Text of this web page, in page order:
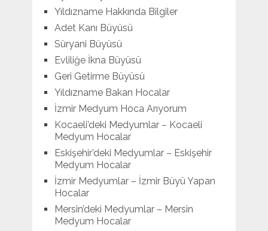
Yıldızname Hakkında Bilgiler
Adet Kanı Büyüsü
Süryani Büyüsü
Evliliğe İkna Büyüsü
Geri Getirme Büyüsü
Yıldızname Bakan Hocalar
İzmir Medyum Hoca Arıyorum
Kocaeli’deki Medyumlar – Kocaeli
Medyum Hocalar
Eskişehir’deki Medyumlar – Eskişehir
Medyum Hocalar
İzmir Medyumlar – İzmir Büyü Yapan
Hocalar
Mersin’deki Medyumlar – Mersin
Medyum Hocalar